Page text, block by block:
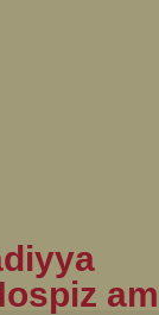
am